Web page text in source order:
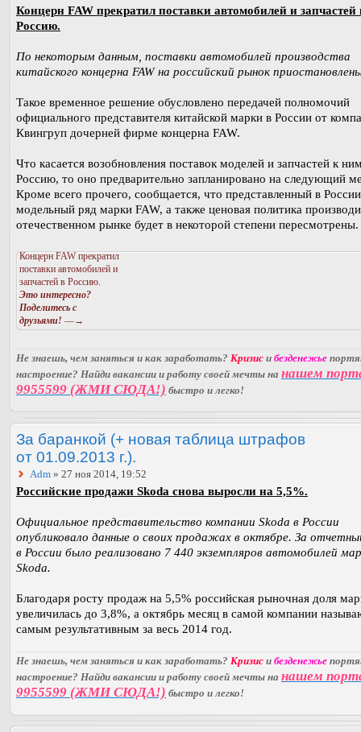
Концерн FAW прекратил поставки автомобилей и запчастей
Россию.
По некоторым данным, поставки автомобилей производства
китайского концерна FAW на российский рынок
Такое временное решение обусловлено передачей полномочий
официального представителя китайской марки в России от
Квингруп дочерней фирме концерна FAW.
Что касается возобновления поставок моделей и запчастей к
Россию, то оно предварительно запланировано на следующий
Кроме всего прочего, сообщается, что представленный в России
модельный ряд марки FAW, а также ценовая политика
отечественном рынке будет в некоторой степени пересмотрены.
Концерн FAW прекратил
поставки автомобилей и
запчастей в Россию.
Это интересно?
Поделитесь с
друзьями! —→
Не знаешь, чем заняться и как заработать? Кризис и безденежье
настроение? Найди вакансии и работу своей мечты на нашем
9955599 (ЖМИ СЮДА!) быстро и легко!
За баранкой (+ новая таблица штрафов
от 01.09.2013 г.).
Adm » 27 ноя 2014, 19:52
Российские продажи Skoda снова выросли на 5,5%.
Официальное представительство компании Skoda в России
опубликовало данные о своих продажах в октябре. За
в России было реализовано 7 440 экземпляров автомобилей
Skoda.
Благодаря росту продаж на 5,5% российская рыночная доля
увеличилась до 3,8%, а октябрь месяц в самой компании
самым результативным за весь 2014 год.
Не знаешь, чем заняться и как заработать? Кризис и безденежье
настроение? Найди вакансии и работу своей мечты на нашем
9955599 (ЖМИ СЮДА!) быстро и легко!